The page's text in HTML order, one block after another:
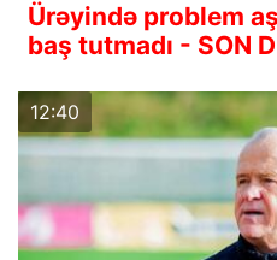
Ürəyində problem
baş tutmadı - SON
12:40